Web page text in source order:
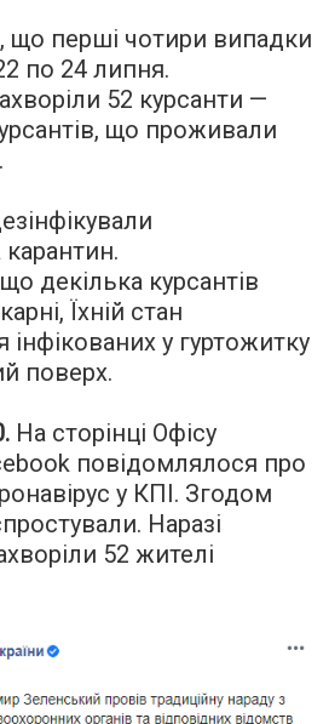
що перші чотири випадки
по 24 липня.
52 курсанти —
що проживали
декілька курсантів
Їхній стан
у гуртожитку
поверх.
На сторінці Офісу
повідомлялося про
у КПІ. Згодом
Наразі
52 жителі